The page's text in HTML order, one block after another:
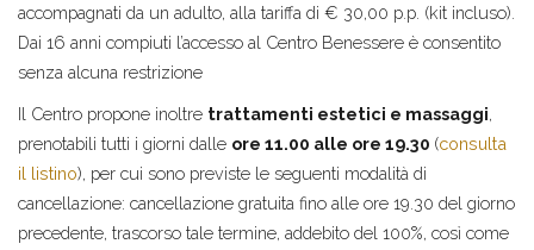
accompagnati da un adulto, alla tariffa di € 30,00 p.p. (kit incluso).
Dai 16 anni compiuti l’accesso al Centro Benessere è consentito
senza alcuna restrizione
Il Centro propone inoltre trattamenti estetici e massaggi,
prenotabili tutti i giorni dalle ore 11.00 alle ore 19.30 (consulta
il listino), per cui sono previste le seguenti modalità di
cancellazione: cancellazione gratuita fino alle ore 19.30 del giorno
precedente, trascorso tale termine, addebito del 100%, così come